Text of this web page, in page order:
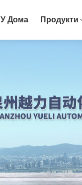
У Дома Продукти